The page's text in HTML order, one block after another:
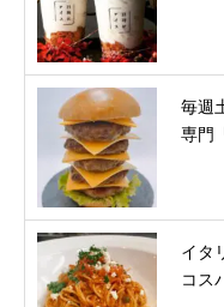
毎週
専門
イタ
コス